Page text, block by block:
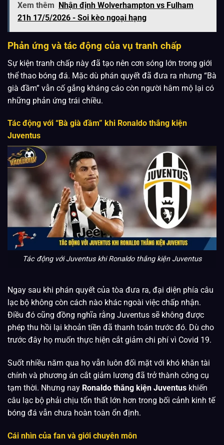
Xem thêm Nhận định Wolverhampton vs Fulham
21h 17/5/2026 - Soi kèo ngoại hạng
Phản ứng và tác động của vụ tranh chấp
Sự kiện tranh chấp này đã tạo nên cơn sóng lớn trong giới
thể thao bóng đá. Mặc dù phán quyết đã đưa ra nhưng “Bà
già đầm” vẫn cố gắng kháng cáo còn người hâm mộ lại có
những phản ứng trái chiều.
Tác động với “Bà già đầm” khi Ronaldo thắng kiện
Juventus
Tác động với Juventus khi Ronaldo thắng kiện Juventus
Ngay sau khi phán quyết của tòa đưa ra, đại diện phía câu
lạc bộ không còn cách nào khác ngoài việc chấp nhận.
Điều đó cũng đồng nghĩa rằng Juventus sẽ không được
phép thu hồi lại khoản tiền đã thanh toán trước đó. Dù cho
trước đây họ muốn thực hiện cắt giảm chi phí vì Covid 19.
Suốt nhiều năm qua họ vẫn luôn đối mặt với khó khăn tài
chính và phương án cắt giảm lương đã trở thành công cụ
tạm thời. Nhưng nay Ronaldo thắng kiện Juventus khiến
câu lạc bộ phải chịu tổn thất lớn hơn trong bối cảnh kinh tế
bóng đá vẫn chưa hoàn toàn ổn định.
Cái nhìn của fan và giới chuyên môn